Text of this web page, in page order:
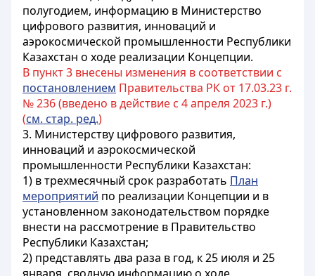
полугодием, информацию в Министерство
цифрового развития, инноваций и
аэрокосмической промышленности Республики
Казахстан о ходе реализации Концепции.
В пункт 3 внесены изменения в соответствии с
постановлением Правительства РК от 17.03.23 г.
№ 236 (введено в действие с 4 апреля 2023 г.)
(см. стар. ред.)
3. Министерству цифрового развития,
инноваций и аэрокосмической
промышленности Республики Казахстан:
1) в трехмесячный срок разработать План
мероприятий по реализации Концепции и в
установленном законодательством порядке
внести на рассмотрение в Правительство
Республики Казахстан;
2) представлять два раза в год, к 25 июля и 25